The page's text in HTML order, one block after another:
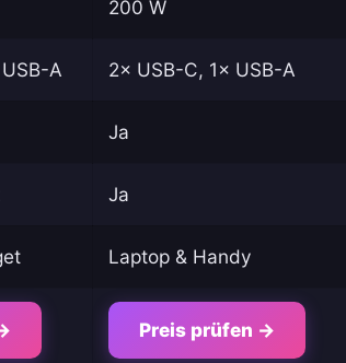
200 W
A 2× USB-C, 1× USB-A
Ja
Ja
Laptop & Handy
Preis prüfen →